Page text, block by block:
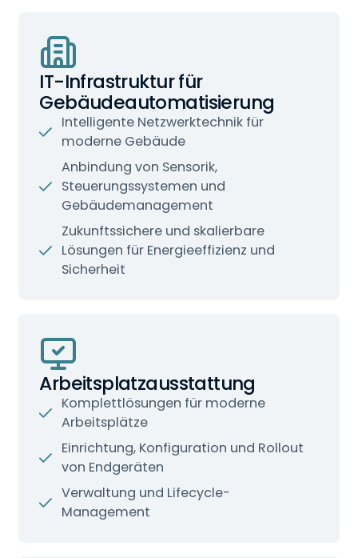
IT-Infrastruktur für
Gebäudeautomatisierung
Intelligente Netzwerktechnik für
moderne Gebäude
Anbindung von Sensorik,
Steuerungssystemen und
Gebäudemanagement
Zukunftssichere und skalierbare
Lösungen für Energieeffizienz und
Sicherheit
Arbeitsplatzausstattung
Komplettlösungen für moderne
Arbeitsplätze
Einrichtung, Konfiguration und Rollout
von Endgeräten
Verwaltung und Lifecycle-
Management